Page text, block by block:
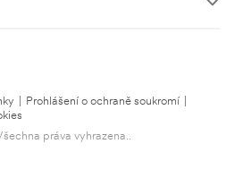
Prohlášení o ochraně soukromí
práva vyhrazena..